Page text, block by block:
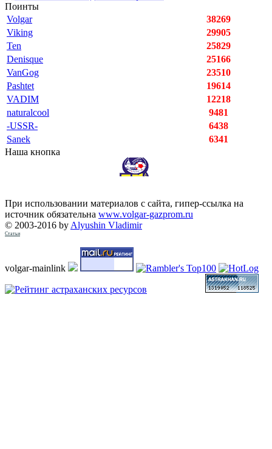
Поинты
Volgar
38269
Viking
29905
Ten
25829
Denisque
25166
VanGog
23510
Pashtet
19614
VADIM
12218
naturalcool
9481
-USSR-
6438
Sanek
6341
Наша кнопка
При использовании материалов с сайта, гипер-ссылка на
источник обязательна www.volgar-gazprom.ru
© 2003-2016 by Alyushin Vladimir
Статьи
volgar-mainlink